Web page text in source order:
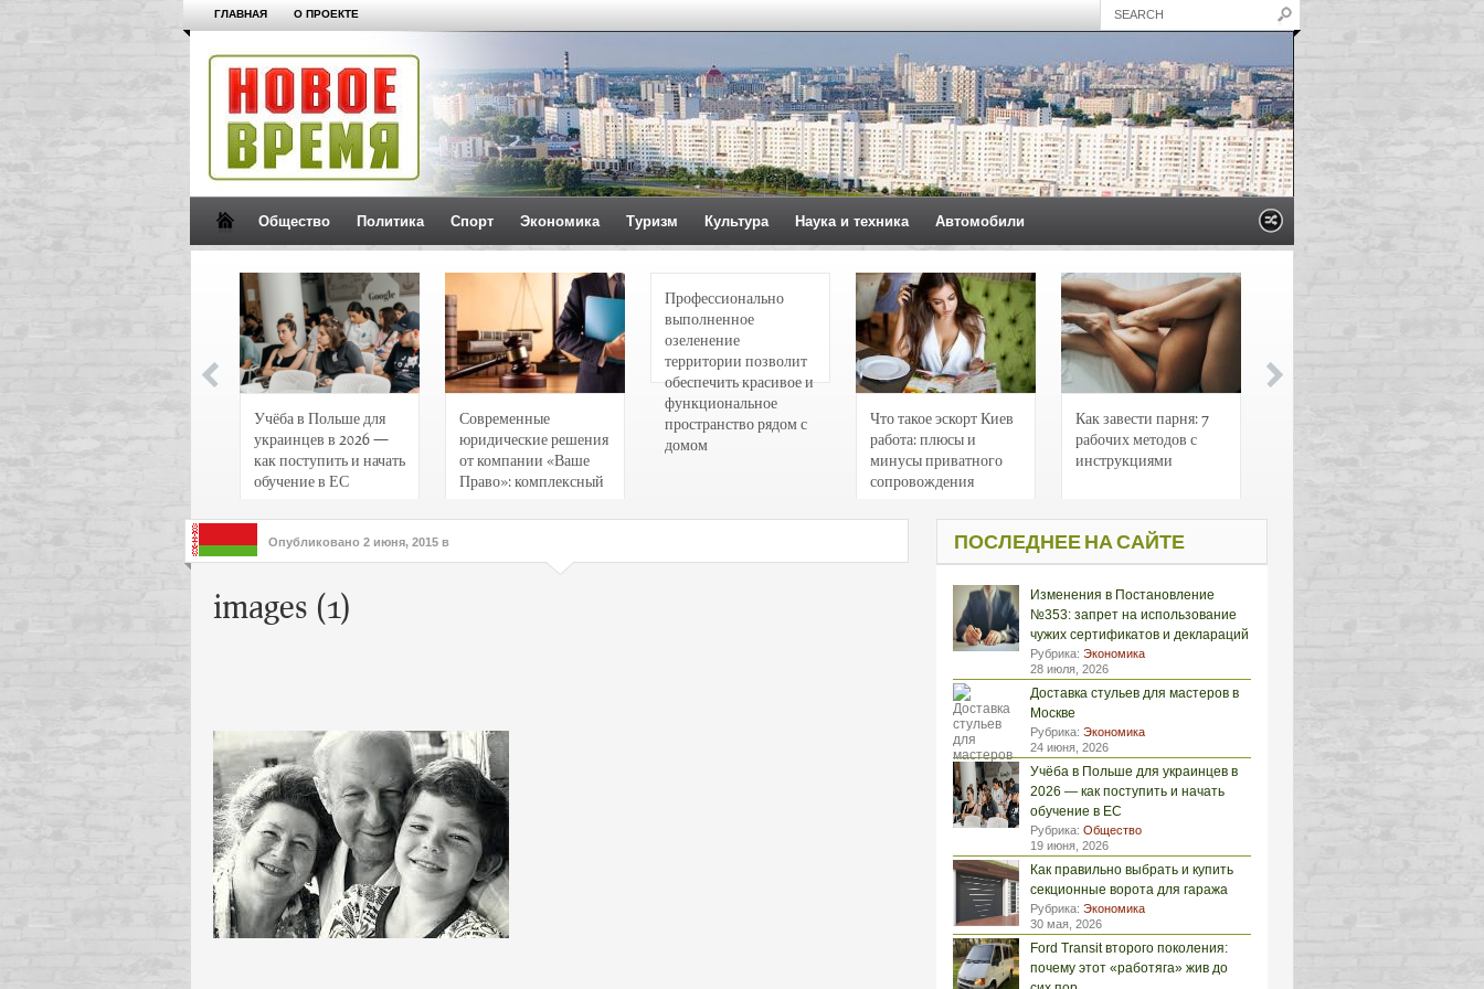
ГЛАВНАЯ О ПРОЕКТЕ
Общество Политика Спорт Экономика Туризм Культура Наука и техника Автомобили
Учёба в Польше для
украинцев в 2026 —
как поступить и начать
обучение в ЕС
Современные
юридические решения
от компании «Ваше
Право»: комплексный
интересов клиентов
Профессионально
выполненное
озеленение
территории позволит
обеспечить красивое и
функциональное
пространство рядом с
домом
Что такое эскорт Киев
работа: плюсы и
минусы приватного
сопровождения
Как завести парня: 7
рабочих методов с
инструкциями
Опубликовано 2 июня, 2015 в
images (1)
ПОСЛЕДНЕЕ НА САЙТЕ
Изменения в Постановление
№353: запрет на использование
чужих сертификатов и деклараций
Рубрика: Экономика
28 июля, 2026
Доставка стульев для мастеров в
Москве
Рубрика: Экономика
24 июня, 2026
Учёба в Польше для украинцев в
2026 — как поступить и начать
обучение в ЕС
Рубрика: Общество
19 июня, 2026
Как правильно выбрать и купить
секционные ворота для гаража
Рубрика: Экономика
30 мая, 2026
Ford Transit второго поколения:
почему этот «работяга» жив до